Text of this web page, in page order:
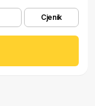
Cjenik